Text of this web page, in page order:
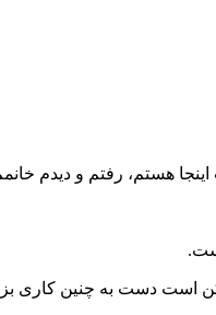
هستم، رفتم و دیدم
است دست به چنین کاری